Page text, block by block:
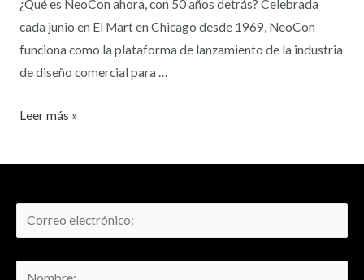
¿Qué es NeoCon ahora, con 50 años detrás? Celebrada
cada junio en El Mart en Chicago desde 1969, NeoCon
funciona como la plataforma de lanzamiento de la industria
de diseño comercial para …
Leer más »